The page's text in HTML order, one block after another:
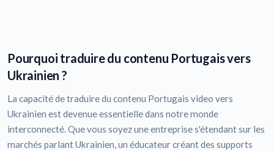
Pourquoi traduire du contenu Portugais vers
Ukrainien ?
La capacité de traduire du contenu Portugais video vers
Ukrainien est devenue essentielle dans notre monde
interconnecté. Que vous soyez une entreprise s'étendant sur les
marchés parlant Ukrainien, un éducateur créant des supports